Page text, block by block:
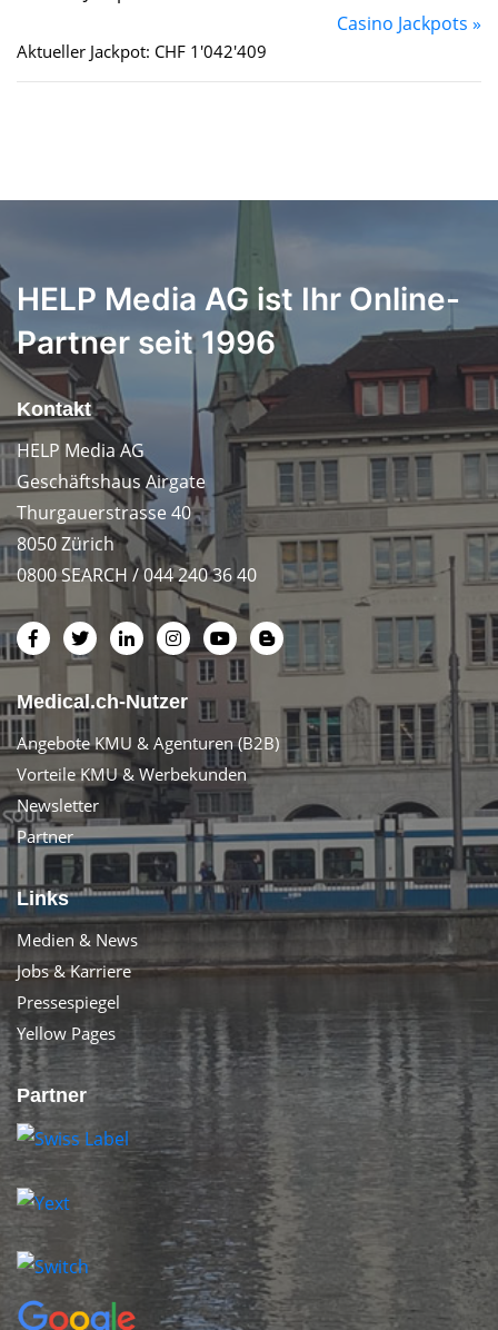
Casino Jackpots »
Aktueller Jackpot: CHF 1'042'409
HELP Media AG ist Ihr Online-
Partner seit 1996
Kontakt
HELP Media AG
Geschäftshaus Airgate
Thurgauerstrasse 40
8050 Zürich
0800 SEARCH / 044 240 36 40
Medical.ch-Nutzer
Angebote KMU & Agenturen (B2B)
Vorteile KMU & Werbekunden
Newsletter
Partner
Links
Medien & News
Jobs & Karriere
Pressespiegel
Yellow Pages
Partner